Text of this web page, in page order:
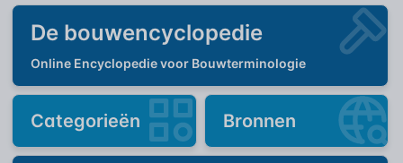
De bouwencyclopedie
Online Encyclopedie voor Bouwterminologie
Categorieën Bronnen